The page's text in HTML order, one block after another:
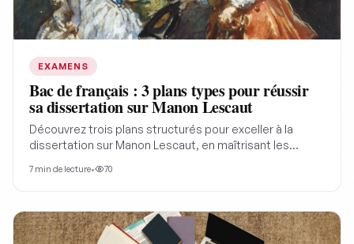
EXAMENS
Bac de français : 3 plans types pour réussir
sa dissertation sur Manon Lescaut
Découvrez trois plans structurés pour exceller à la
dissertation sur Manon Lescaut, en maîtrisant les
stratégies de rédaction vous aideront à analyser le
7 min de lecture• 70